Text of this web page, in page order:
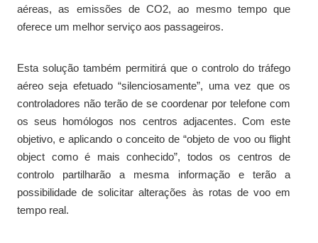
aéreas, as emissões de CO2, ao mesmo tempo que
oferece um melhor serviço aos passageiros.
Esta solução também permitirá que o controlo do tráfego
aéreo seja efetuado “silenciosamente”, uma vez que os
controladores não terão de se coordenar por telefone com
os seus homólogos nos centros adjacentes. Com este
objetivo, e aplicando o conceito de “objeto de voo ou flight
object como é mais conhecido”, todos os centros de
controlo partilharão a mesma informação e terão a
possibilidade de solicitar alterações às rotas de voo em
tempo real.